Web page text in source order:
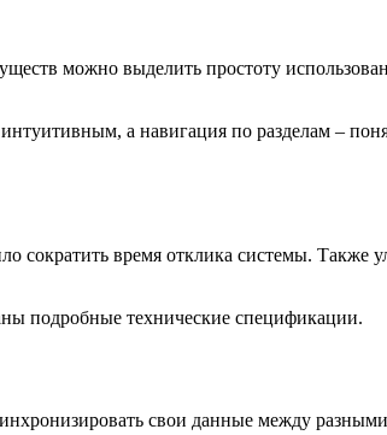
можно выделить простоту
а навигация по разделам –
сократить время отклика системы. Также
подробные технические спецификации.
свои данные между